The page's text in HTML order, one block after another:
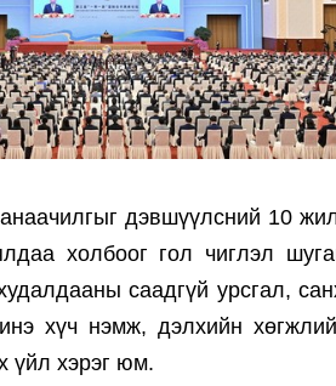
дэвшүүлсний 10
холбоог гол чиглэл
саадгүй урсгал,
хүч нэмж, дэлхийн
үйл хэрэг юм.